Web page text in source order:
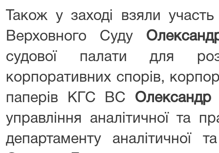
Також у заході взяли
Верховного Суду
судової палати для
корпоративних спорів,
паперів КГС ВС Олександр
управління аналітичної та
департаменту аналітичної